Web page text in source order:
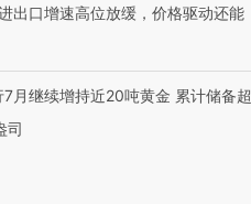
出口增速高位放缓，价格驱动还能
7月继续增持近20吨黄金 累计储备超
司